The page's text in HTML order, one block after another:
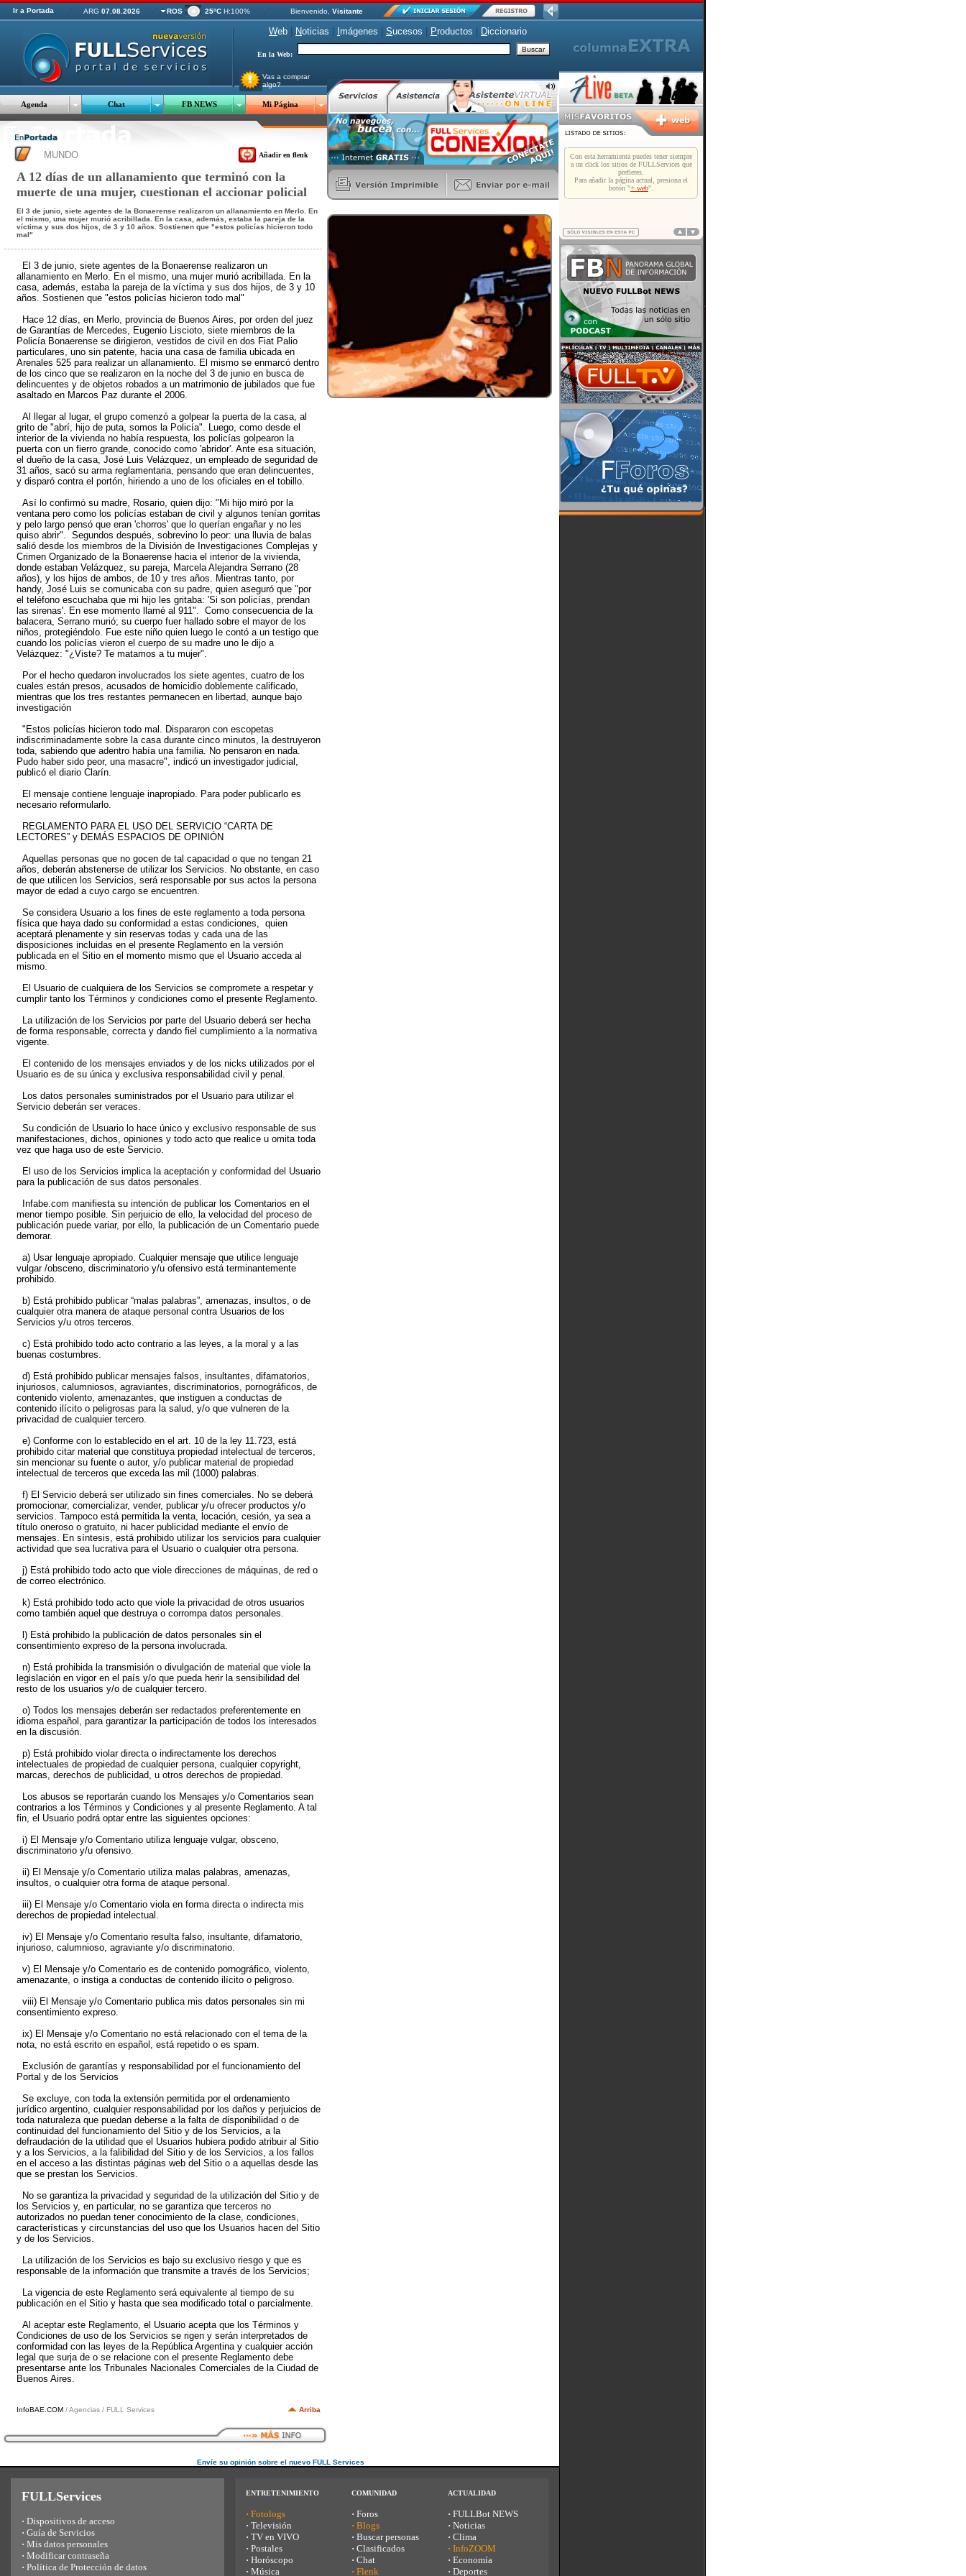
Ir a Portada ARG 07.08.2026 ROS 25ºC H:100% Bienvenido, Visitante
Web Noticias mágenes Sucesos Productos Diccionario
En la Web:
Vas a comprar
algo?
Agenda Chat FB NEWS Mi Página
MUNDO Añadir en flenk
A 12 días de un allanamiento que terminó con la
muerte de una mujer, cuestionan el accionar policial
El 3 de junio, siete agentes de la Bonaerense realizaron un allanamiento en Merlo. En
el mismo, una mujer murió acribillada. En la casa, además, estaba la pareja de la
víctima y sus dos hijos, de 3 y 10 años. Sostienen que "estos policías hicieron todo
mal"
El 3 de junio, siete agentes de la Bonaerense realizaron un
allanamiento en Merlo. En el mismo, una mujer murió acribillada. En la
casa, además, estaba la pareja de la víctima y sus dos hijos, de 3 y 10
años. Sostienen que "estos policías hicieron todo mal"
Hace 12 días, en Merlo, provincia de Buenos Aires, por orden del juez
de Garantías de Mercedes, Eugenio Liscioto, siete miembros de la
Policía Bonaerense se dirigieron, vestidos de civil en dos Fiat Palio
particulares, uno sin patente, hacia una casa de familia ubicada en
Arenales 525 para realizar un allanamiento. El mismo se enmarcó dentro
de los cinco que se realizaron en la noche del 3 de junio en busca de
delincuentes y de objetos robados a un matrimonio de jubilados que fue
asaltado en Marcos Paz durante el 2006.
Al llegar al lugar, el grupo comenzó a golpear la puerta de la casa, al
grito de "abrí, hijo de puta, somos la Policía". Luego, como desde el
interior de la vivienda no había respuesta, los policías golpearon la
puerta con un fierro grande, conocido como 'abridor'. Ante esa situación,
el dueño de la casa, José Luis Velázquez, un empleado de seguridad de
31 años, sacó su arma reglamentaria, pensando que eran delincuentes,
y disparó contra el portón, hiriendo a uno de los oficiales en el tobillo.
Así lo confirmó su madre, Rosario, quien dijo: "Mi hijo miró por la
ventana pero como los policías estaban de civil y algunos tenían gorritas
y pelo largo pensó que eran 'chorros' que lo querían engañar y no les
quiso abrir". Segundos después, sobrevino lo peor: una lluvia de balas
salió desde los miembros de la División de Investigaciones Complejas y
Crimen Organizado de la Bonaerense hacia el interior de la vivienda,
donde estaban Velázquez, su pareja, Marcela Alejandra Serrano (28
años), y los hijos de ambos, de 10 y tres años. Mientras tanto, por
handy, José Luis se comunicaba con su padre, quien aseguró que "por
el teléfono escuchaba que mi hijo les gritaba: 'Si son policías, prendan
las sirenas'. En ese momento llamé al 911". Como consecuencia de la
balacera, Serrano murió; su cuerpo fuer hallado sobre el mayor de los
niños, protegiéndolo. Fue este niño quien luego le contó a un testigo que
cuando los policías vieron el cuerpo de su madre uno le dijo a
Velázquez: "¿Viste? Te matamos a tu mujer".
Por el hecho quedaron involucrados los siete agentes, cuatro de los
cuales están presos, acusados de homicidio doblemente calificado,
mientras que los tres restantes permanecen en libertad, aunque bajo
investigación
"Estos policías hicieron todo mal. Dispararon con escopetas
indiscriminadamente sobre la casa durante cinco minutos, la destruyeron
toda, sabiendo que adentro había una familia. No pensaron en nada.
Pudo haber sido peor, una masacre", indicó un investigador judicial,
publicó el diario Clarín.
El mensaje contiene lenguaje inapropiado. Para poder publicarlo es
necesario reformularlo.
REGLAMENTO PARA EL USO DEL SERVICIO “CARTA DE
LECTORES” y DEMÁS ESPACIOS DE OPINIÓN
Aquellas personas que no gocen de tal capacidad o que no tengan 21
años, deberán abstenerse de utilizar los Servicios. No obstante, en caso
de que utilicen los Servicios, será responsable por sus actos la persona
mayor de edad a cuyo cargo se encuentren.
Se considera Usuario a los fines de este reglamento a toda persona
física que haya dado su conformidad a estas condiciones, quien
aceptará plenamente y sin reservas todas y cada una de las
disposiciones incluidas en el presente Reglamento en la versión
publicada en el Sitio en el momento mismo que el Usuario acceda al
mismo.
El Usuario de cualquiera de los Servicios se compromete a respetar y
cumplir tanto los Términos y condiciones como el presente Reglamento.
La utilización de los Servicios por parte del Usuario deberá ser hecha
de forma responsable, correcta y dando fiel cumplimiento a la normativa
vigente.
El contenido de los mensajes enviados y de los nicks utilizados por el
Usuario es de su única y exclusiva responsabilidad civil y penal.
Los datos personales suministrados por el Usuario para utilizar el
Servicio deberán ser veraces.
Su condición de Usuario lo hace único y exclusivo responsable de sus
manifestaciones, dichos, opiniones y todo acto que realice u omita toda
vez que haga uso de este Servicio.
El uso de los Servicios implica la aceptación y conformidad del Usuario
para la publicación de sus datos personales.
Infabe.com manifiesta su intención de publicar los Comentarios en el
menor tiempo posible. Sin perjuicio de ello, la velocidad del proceso de
publicación puede variar, por ello, la publicación de un Comentario puede
demorar.
a) Usar lenguaje apropiado. Cualquier mensaje que utilice lenguaje
vulgar /obsceno, discriminatorio y/u ofensivo está terminantemente
prohibido.
b) Está prohibido publicar “malas palabras”, amenazas, insultos, o de
cualquier otra manera de ataque personal contra Usuarios de los
Servicios y/u otros terceros.
c) Está prohibido todo acto contrario a las leyes, a la moral y a las
buenas costumbres.
d) Está prohibido publicar mensajes falsos, insultantes, difamatorios,
injuriosos, calumniosos, agraviantes, discriminatorios, pornográficos, de
contenido violento, amenazantes, que instiguen a conductas de
contenido ilícito o peligrosas para la salud, y/o que vulneren de la
privacidad de cualquier tercero.
e) Conforme con lo establecido en el art. 10 de la ley 11.723, está
prohibido citar material que constituya propiedad intelectual de terceros,
sin mencionar su fuente o autor, y/o publicar material de propiedad
intelectual de terceros que exceda las mil (1000) palabras.
f) El Servicio deberá ser utilizado sin fines comerciales. No se deberá
promocionar, comercializar, vender, publicar y/u ofrecer productos y/o
servicios. Tampoco está permitida la venta, locación, cesión, ya sea a
título oneroso o gratuito, ni hacer publicidad mediante el envío de
mensajes. En síntesis, está prohibido utilizar los servicios para cualquier
actividad que sea lucrativa para el Usuario o cualquier otra persona.
j) Está prohibido todo acto que viole direcciones de máquinas, de red o
de correo electrónico.
k) Está prohibido todo acto que viole la privacidad de otros usuarios
como también aquel que destruya o corrompa datos personales.
l) Está prohibido la publicación de datos personales sin el
consentimiento expreso de la persona involucrada.
n) Está prohibida la transmisión o divulgación de material que viole la
legislación en vigor en el país y/o que pueda herir la sensibilidad del
resto de los usuarios y/o de cualquier tercero.
o) Todos los mensajes deberán ser redactados preferentemente en
idioma español, para garantizar la participación de todos los interesados
en la discusión.
p) Está prohibido violar directa o indirectamente los derechos
intelectuales de propiedad de cualquier persona, cualquier copyright,
marcas, derechos de publicidad, u otros derechos de propiedad.
Los abusos se reportarán cuando los Mensajes y/o Comentarios sean
contrarios a los Términos y Condiciones y al presente Reglamento. A tal
fin, el Usuario podrá optar entre las siguientes opciones:
i) El Mensaje y/o Comentario utiliza lenguaje vulgar, obsceno,
discriminatorio y/u ofensivo.
ii) El Mensaje y/o Comentario utiliza malas palabras, amenazas,
insultos, o cualquier otra forma de ataque personal.
iii) El Mensaje y/o Comentario viola en forma directa o indirecta mis
derechos de propiedad intelectual.
iv) El Mensaje y/o Comentario resulta falso, insultante, difamatorio,
injurioso, calumnioso, agraviante y/o discriminatorio.
v) El Mensaje y/o Comentario es de contenido pornográfico, violento,
amenazante, o instiga a conductas de contenido ilícito o peligroso.
viii) El Mensaje y/o Comentario publica mis datos personales sin mi
consentimiento expreso.
ix) El Mensaje y/o Comentario no está relacionado con el tema de la
nota, no está escrito en español, está repetido o es spam.
Exclusión de garantías y responsabilidad por el funcionamiento del
Portal y de los Servicios
Se excluye, con toda la extensión permitida por el ordenamiento
jurídico argentino, cualquier responsabilidad por los daños y perjuicios de
toda naturaleza que puedan deberse a la falta de disponibilidad o de
continuidad del funcionamiento del Sitio y de los Servicios, a la
defraudación de la utilidad que el Usuarios hubiera podido atribuir al Sitio
y a los Servicios, a la falibilidad del Sitio y de los Servicios, a los fallos
en el acceso a las distintas páginas web del Sitio o a aquellas desde las
que se prestan los Servicios.
No se garantiza la privacidad y seguridad de la utilización del Sitio y de
los Servicios y, en particular, no se garantiza que terceros no
autorizados no puedan tener conocimiento de la clase, condiciones,
características y circunstancias del uso que los Usuarios hacen del Sitio
y de los Servicios.
La utilización de los Servicios es bajo su exclusivo riesgo y que es
responsable de la información que transmite a través de los Servicios;
La vigencia de este Reglamento será equivalente al tiempo de su
publicación en el Sitio y hasta que sea modificado total o parcialmente.
Al aceptar este Reglamento, el Usuario acepta que los Términos y
Condiciones de uso de los Servicios se rigen y serán interpretados de
conformidad con las leyes de la República Argentina y cualquier acción
legal que surja de o se relacione con el presente Reglamento debe
presentarse ante los Tribunales Nacionales Comerciales de la Ciudad de
Buenos Aires.
InfoBAE.COM / Agencias / FULL Services Arriba
Envíe su opinión sobre el nuevo FULL Services
FULLServices
· Dispositivos de acceso
· Guía de Servicios
· Mis datos personales
· Modificar contraseña
· Política de Protección de datos
ENTRETENIMIENTO
· Fotologs
· Televisión
· TV en VIVO
· Postales
· Horóscopo
· Música
COMUNIDAD
· Foros
· Blogs
· Buscar personas
· Clasificados
· Chat
· Flenk
ACTUALIDAD
· FULLBot NEWS
· Noticias
· Clima
· InfoZOOM
· Economía
· Deportes